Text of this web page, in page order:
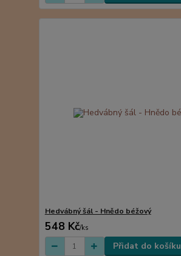
Hedvábný šál - Hnědo béžový
548 Kč/ks
Přidat do košíku